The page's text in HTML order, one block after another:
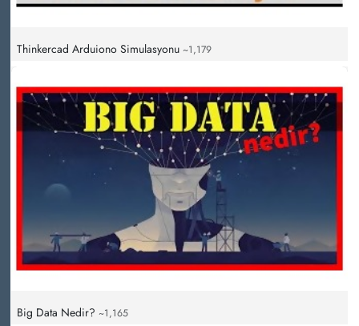
Thinkercad Arduiono Simulasyonu ~1,179
Big Data Nedir? ~1,165